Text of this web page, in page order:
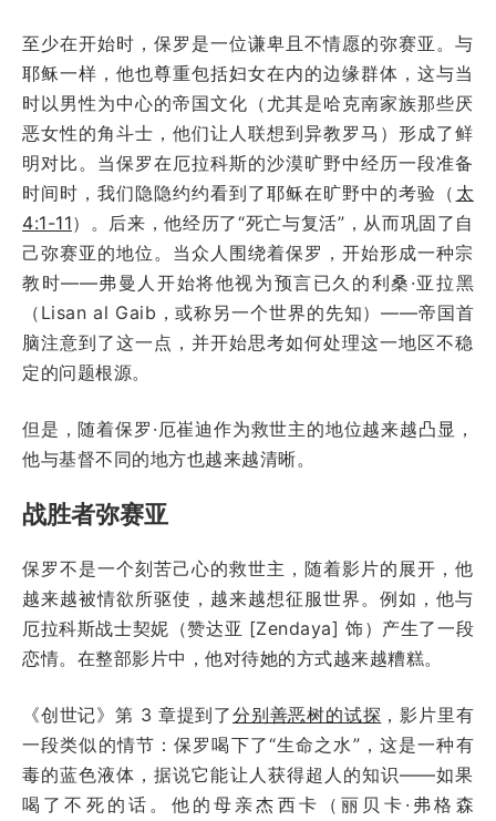
至少在开始时，保罗是一位谦卑且不情愿的弥赛亚。与
耶稣一样，他也尊重包括妇女在内的边缘群体，这与当
时以男性为中心的帝国文化（尤其是哈克南家族那些厌
恶女性的角斗士，他们让人联想到异教罗马）形成了鲜
明对比。当保罗在厄拉科斯的沙漠旷野中经历一段准备
时间时，我们隐隐约约看到了耶稣在旷野中的考验（ 太
4:1-11）。后来，他经历了“死亡与复活”，从而巩固了自
己弥赛亚的地位。当众人围绕着保罗，开始形成一种宗
教时——弗曼人开始将他视为预言已久的利桑·亚拉黑
（Lisan al Gaib，或称另一个世界的先知）——帝国首
脑注意到了这一点，并开始思考如何处理这一地区不稳
定的问题根源。
但是，随着保罗·厄崔迪作为救世主的地位越来越凸显，
他与基督不同的地方也越来越清晰。
战胜者弥赛亚
保罗不是一个刻苦己心的救世主，随着影片的展开，他
越来越被情欲所驱使，越来越想征服世界。例如，他与
厄拉科斯战士契妮（赞达亚 [Zendaya] 饰）产生了一段
恋情。在整部影片中，他对待她的方式越来越糟糕。
《创世记》第 3 章提到了分别善恶树的试探 ，影片里有
一段类似的情节：保罗喝下了“生命之水”，这是一种有
毒的蓝色液体，据说它能让人获得超人的知识——如果
喝了不死的话。他的母亲杰西卡（丽贝卡·弗格森